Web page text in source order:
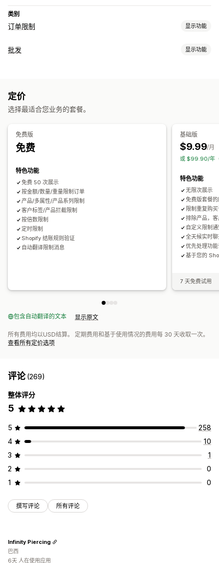
类别
订单限制 显示功能
限制规则
通知设置
购物车提醒
结账提醒 产品页面提醒
批发 显示功能
定价
选择最适合您业务的套餐。
免费版
免费
特色功能
免费 50 次展示
按金额/数量/重量限制订单
产品/多属性/产品系列限制
客户标签/产品拦截限制
按倍数限制
定时限制
Shopify 结账规则验证
自动翻译限制消息
基础版
$9.99/月
或 $99.90/年
特色功能
无限次展示
免费版套餐
限制重复购
排除产品，
自定义限制
全天候实时
优先处理功
基于您的
7 天免费试用
包含自动翻译的文本 显示原文
所有费用均以USD结算。 定期费用和基于使用情况的费用每 30 天收取一次。
查看所有定价选项
评论(269)
整体评分
5
5
258
4
10
3
1
2
0
1
0
撰写评论 所有评论
Infinity Piercing
巴西
6天 人在使用应用